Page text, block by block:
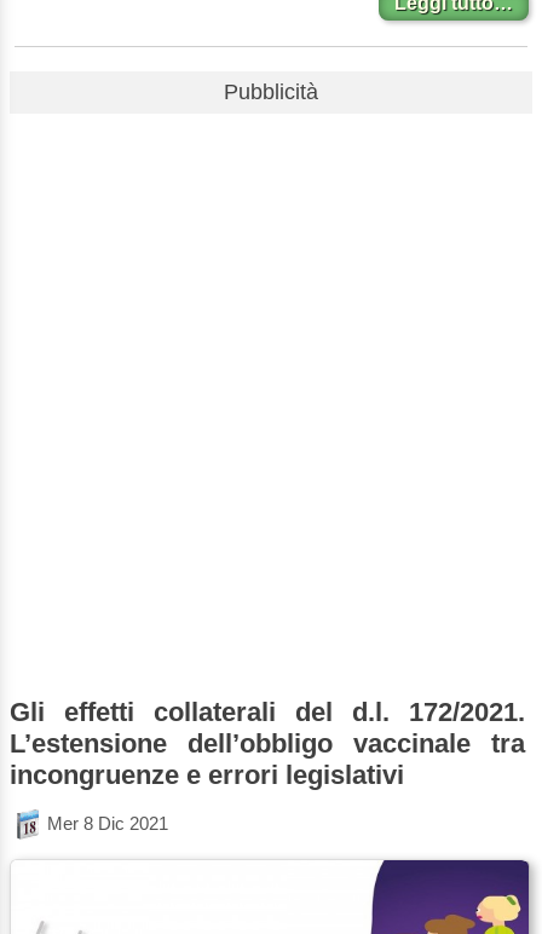
Pubblicità
Gli effetti collaterali del d.l. 172/2021.
L’estensione dell’obbligo vaccinale tra
incongruenze e errori legislativi
Mer 8 Dic 2021